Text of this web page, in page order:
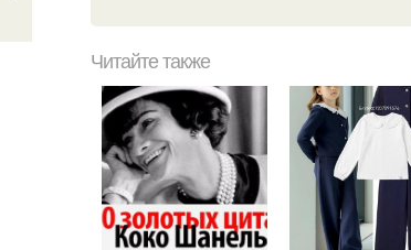
Читайте также